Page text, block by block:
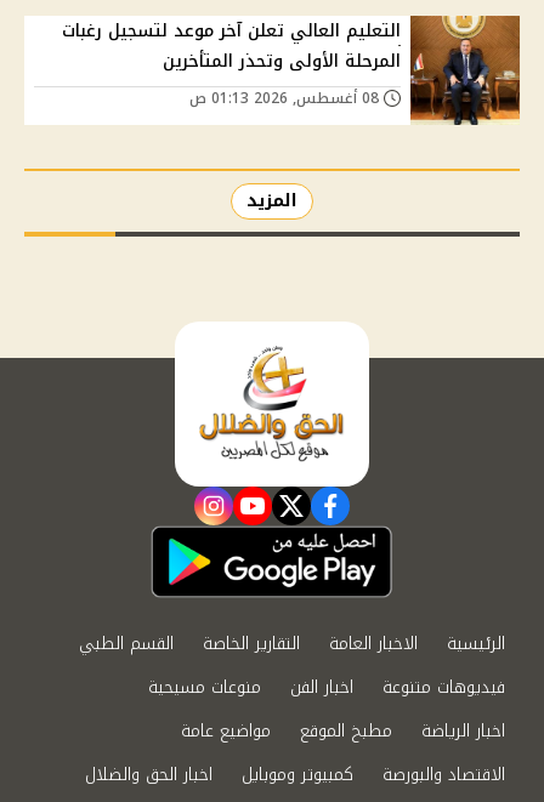
التعليم العالي تعلن آخر موعد لتسجيل رغبات
المرحلة الأولى وتحذر المتأخرين
المزيد
facebook
twitter
youtube
instagram
الرئيسية الاخبار العامة التقارير الخاصة
القسم الطبي
فيديوهات متنوعة
اخبار الفن
منوعات مسيحية
اخبار الرياضة
مطبخ الموقع
مواضيع عامة
الاقتصاد والبورصة
كمبيوتر وموبايل
اخبار الحق والضلال